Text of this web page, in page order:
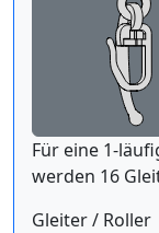
Für eine 1-
werden 16
Gleiter / Roller